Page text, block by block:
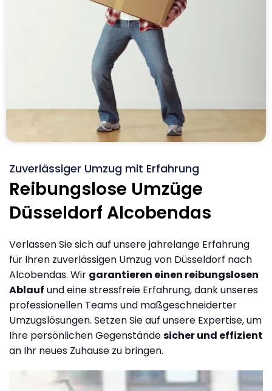
Zuverlässiger Umzug mit Erfahrung
Reibungslose Umzüge
Düsseldorf Alcobendas
Verlassen Sie sich auf unsere jahrelange Erfahrung
für Ihren zuverlässigen Umzug von Düsseldorf nach
Alcobendas. Wir garantieren einen reibungslosen
Ablauf und eine stressfreie Erfahrung, dank unseres
professionellen Teams und maßgeschneiderter
Umzugslösungen. Setzen Sie auf unsere Expertise, um
Ihre persönlichen Gegenständesicher und effizient
an Ihr neues Zuhause zu bringen.